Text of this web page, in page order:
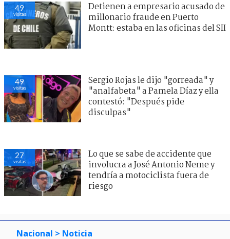
49
visitas
Detienen a empresario acusado de
millonario fraude en Puerto
Montt: estaba en las oficinas del SII
49
visitas
Sergio Rojas le dijo "gorreada" y
"analfabeta" a Pamela Díaz y ella
contestó: "Después pide
disculpas"
27
visitas
Lo que se sabe de accidente que
involucra a José Antonio Neme y
tendría a motociclista fuera de
riesgo
Nacional > Noticia